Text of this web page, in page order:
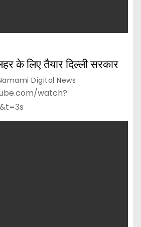
के लिए तैयार दिल्ली सरकार
Digital News
watch?